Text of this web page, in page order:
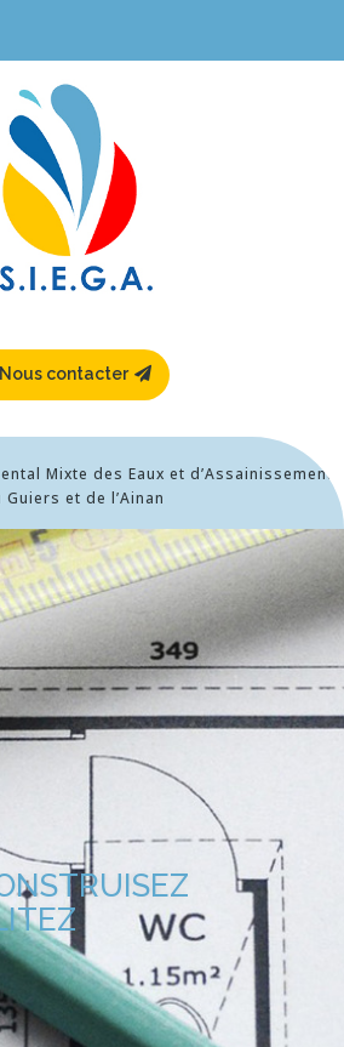
Nous contacter
Mixte des Eaux et d’Assainissement
Guiers et de l’Ainan